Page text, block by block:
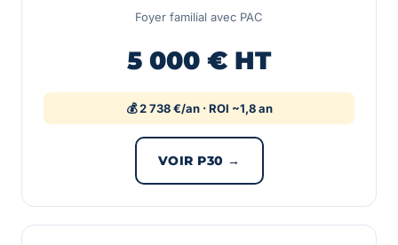
Foyer familial avec PAC
5 000 € HT
💰 2 738 €/an · ROI ~1,8 an
VOIR P30 →